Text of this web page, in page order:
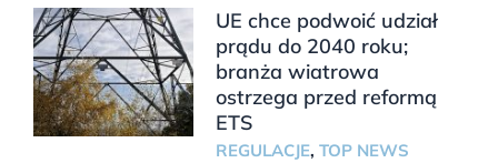
UE chce podwoić udział
prądu do 2040 roku;
branża wiatrowa
ostrzega przed reformą
ETS
REGULACJE, TOP NEWS